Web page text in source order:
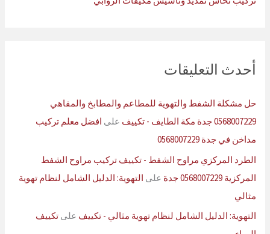
أحدث التعليقات
حل مشكلة الشفط والتهوية للمطاعم والمطابخ والمقاهي
0568007229 جدة مكة الطايف - تكييف
على افضل معلم تركيب
مداخن في جدة 0568007229
الطرد المركزي مراوح الشفط - تكييف تركيب مراوح الشفط
المركزية 0568007229 جدة
على التهوية: الدليل الشامل لنظام تهوية
مثالي
التهوية: الدليل الشامل لنظام تهوية مثالي - تكييف علىتكييف